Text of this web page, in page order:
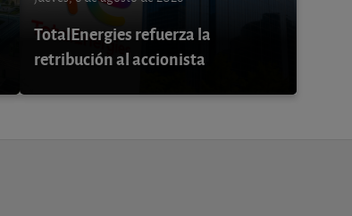
TotalEnergies refuerza la
retribución al accionista